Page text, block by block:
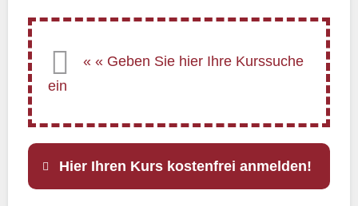
Hier Ihren Kurs kostenfrei anmelden!